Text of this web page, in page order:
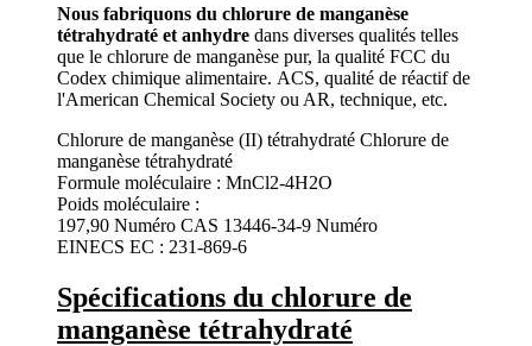
Nous fabriquons du chlorure de manganèse
tétrahydraté et anhydre dans diverses qualités telles
que le chlorure de manganèse pur, la qualité FCC du
Codex chimique alimentaire. ACS, qualité de réactif de
l'American Chemical Society ou AR, technique, etc.
Chlorure de manganèse (II) tétrahydraté Chlorure de
manganèse tétrahydraté
Formule moléculaire : MnCl2-4H2O
Poids moléculaire :
197,90 Numéro CAS 13446-34-9 Numéro
EINECS EC : 231-869-6
Spécifications du chlorure de
manganèse tétrahydraté